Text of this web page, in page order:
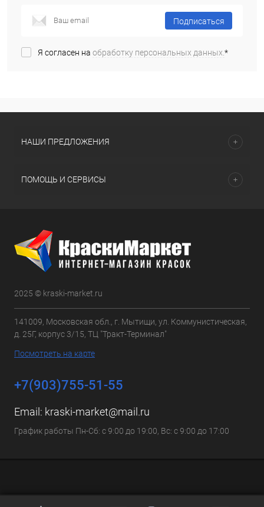
Подписаться
Я согласен на обработку персональных данных.*
НАШИ ПРЕДЛОЖЕНИЯ
ПОМОЩЬ И СЕРВИСЫ
2025 © kraski-market.ru
141009, Московская обл., г. Мытищи, ул. Коммунистическая,
д. 25Г, корпус 3/15, ТЦ "Тракт-Терминал"
Посмотреть на карте
+7(903)755-51-55
Email: kraski-market@mail.ru
График работы Пн-Сб: с 9:00 до 19:00, Вс: с 9:00 до 17:00